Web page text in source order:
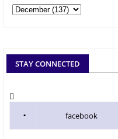
STAY CONNECTED
facebook